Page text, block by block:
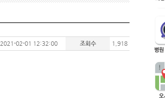
2021-02-01 12:32:00 조회수 1,918